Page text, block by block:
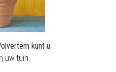
kunt u
uw tuin.